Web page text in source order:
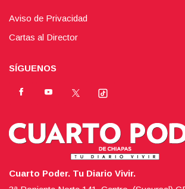
Aviso de Privacidad
Cartas al Director
SÍGUENOS
Cuarto Poder. Tu Diario Vivir.